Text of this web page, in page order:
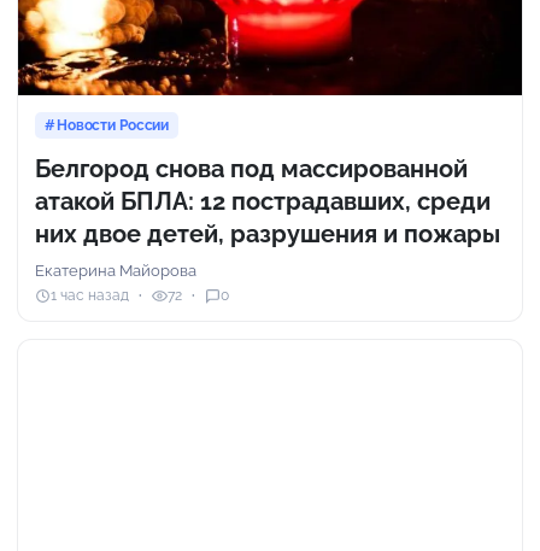
Новости России
Белгород снова под массированной
атакой БПЛА: 12 пострадавших, среди
них двое детей, разрушения и пожары
Екатерина Майорова
1 час назад 72 0